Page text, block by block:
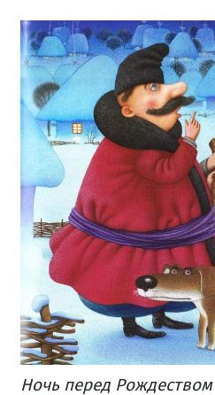
Ночь перед Рождеством